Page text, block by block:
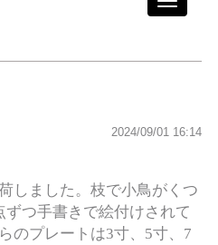
Toggle
2024/09/01 16:14
しました。枝で小鳥がくつ
つ手書きで絵付けされて
のプレートは3寸、5寸、7